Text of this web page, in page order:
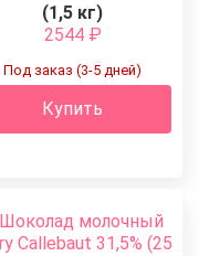
(1,5 кг)
2544 ₽
Под заказ (3-5 дней)
Купить